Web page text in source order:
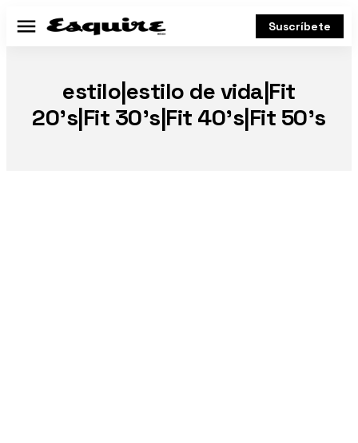
Menú Suscríbete
estilo|estilo de vida|Fit
20’s|Fit 30’s|Fit 40’s|Fit 50’s